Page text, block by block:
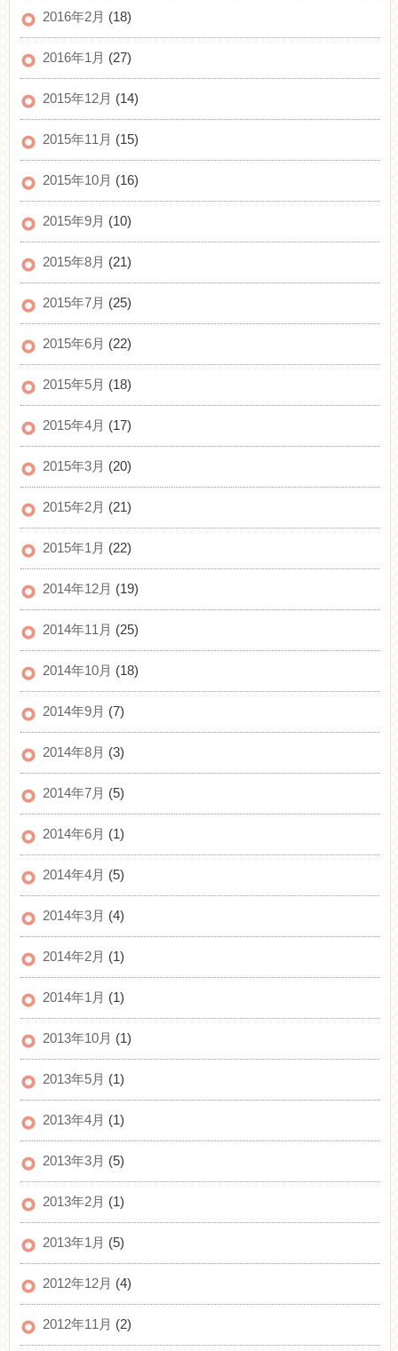
2016年2月 (18)
2016年1月 (27)
2015年12月 (14)
2015年11月 (15)
2015年10月 (16)
2015年9月 (10)
2015年8月 (21)
2015年7月 (25)
2015年6月 (22)
2015年5月 (18)
2015年4月 (17)
2015年3月 (20)
2015年2月 (21)
2015年1月 (22)
2014年12月 (19)
2014年11月 (25)
2014年10月 (18)
2014年9月 (7)
2014年8月 (3)
2014年7月 (5)
2014年6月 (1)
2014年4月 (5)
2014年3月 (4)
2014年2月 (1)
2014年1月 (1)
2013年10月 (1)
2013年5月 (1)
2013年4月 (1)
2013年3月 (5)
2013年2月 (1)
2013年1月 (5)
2012年12月 (4)
2012年11月 (2)